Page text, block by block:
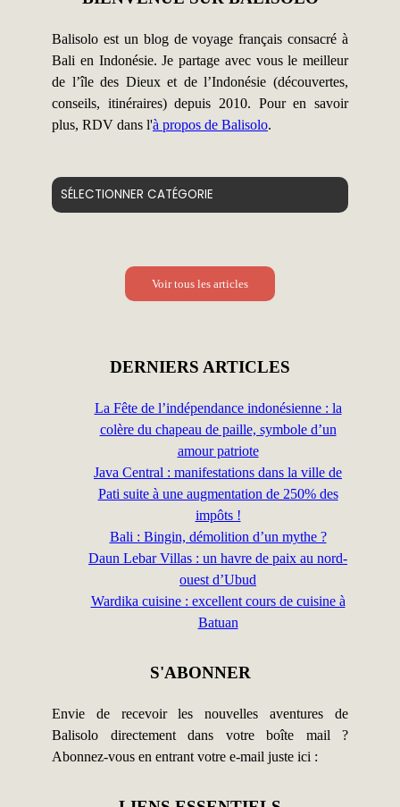
Balisolo est un blog de voyage français consacré à
Bali en Indonésie. Je partage avec vous le meilleur
de l’île des Dieux et de l’Indonésie (découvertes,
conseils, itinéraires) depuis 2010. Pour en savoir
plus, RDV dans l'à propos de Balisolo.
Voir tous les articles
DERNIERS ARTICLES
La Fête de l’indépendance indonésienne : la
colère du chapeau de paille, symbole d’un
amour patriote
Java Central : manifestations dans la ville de
Pati suite à une augmentation de 250% des
impôts !
Bali : Bingin, démolition d’un mythe ?
Daun Lebar Villas : un havre de paix au nord-
ouest d’Ubud
Wardika cuisine : excellent cours de cuisine à
Batuan
S'ABONNER
Envie de recevoir les nouvelles aventures de
Balisolo directement dans votre boîte mail ?
Abonnez-vous en entrant votre e-mail juste ici :